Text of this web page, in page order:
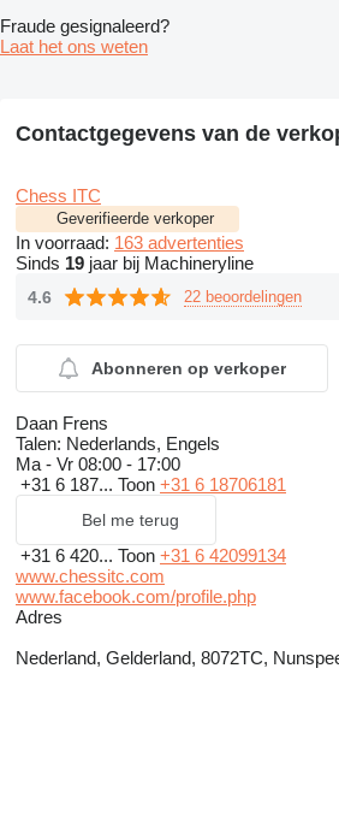
Fraude gesignaleerd?
Laat het ons weten
Contactgegevens van de
Chess ITC
Geverifieerde verkoper
In voorraad: 163 advertenties
Sinds 19 jaar bij Machineryline
4.6 22 beoordelingen
Abonneren op verkoper
Daan Frens
Talen: Nederlands, Engels
Ma - Vr 08:00 - 17:00
+31 6 187... Toon +31 6 18706181
Bel me terug
+31 6 420... Toon +31 6 42099134
www.chessitc.com
www.facebook.com/profile.php
Adres
Nederland, Gelderland, 8072TC,